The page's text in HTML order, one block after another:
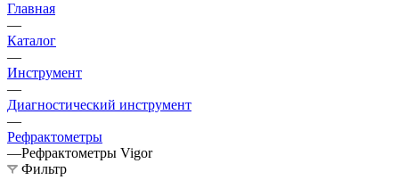
Главная
—
Каталог
—
Инструмент
—
Диагностический инструмент
—
Рефрактометры
—Рефрактометры Vigor
Фильтр